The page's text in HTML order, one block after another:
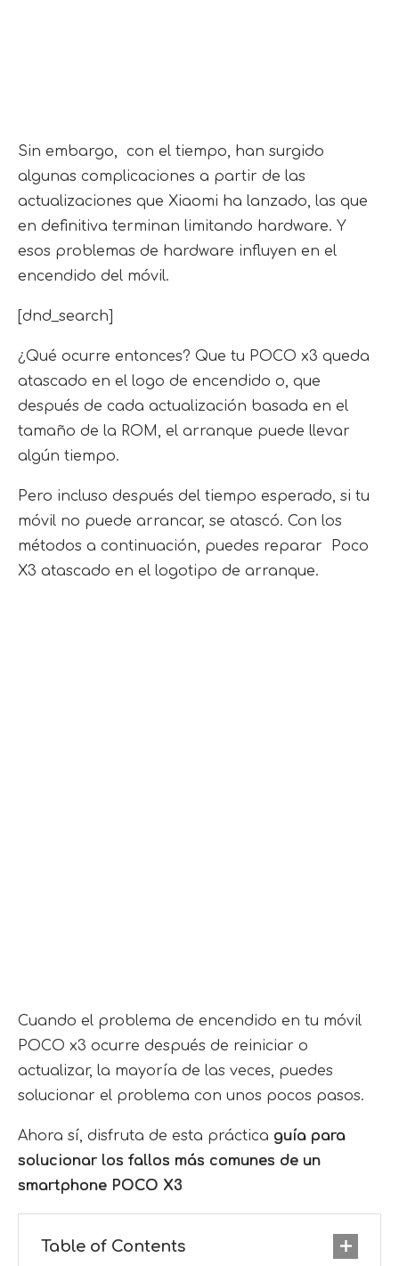
Sin embargo, con el tiempo, han surgido
algunas complicaciones a partir de las
actualizaciones que Xiaomi ha lanzado, las que
en definitiva terminan limitando hardware. Y
esos problemas de hardware influyen en el
encendido del móvil.
[dnd_search]
¿Qué ocurre entonces? Que tu POCO x3 queda
atascado en el logo de encendido o, que
después de cada actualización basada en el
tamaño de la ROM, el arranque puede llevar
algún tiempo.
Pero incluso después del tiempo esperado, si tu
móvil no puede arrancar, se atascó. Con los
métodos a continuación, puedes reparar Poco
X3 atascado en el logotipo de arranque.
Cuando el problema de encendido en tu móvil
POCO x3 ocurre después de reiniciar o
actualizar, la mayoría de las veces, puedes
solucionar el problema con unos pocos pasos.
Ahora sí, disfruta de esta práctica guía para
solucionar los fallos más comunes de un
smartphone POCO X3
Table of Contents